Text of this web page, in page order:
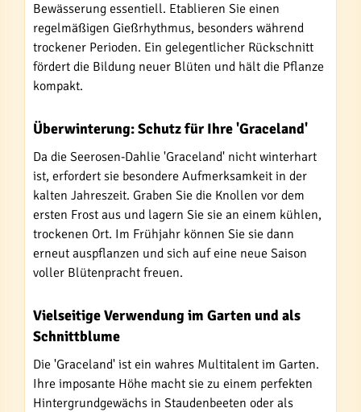
Bewässerung essentiell. Etablieren Sie einen
regelmäßigen Gießrhythmus, besonders während
trockener Perioden. Ein gelegentlicher Rückschnitt
fördert die Bildung neuer Blüten und hält die Pflanze
kompakt.
Überwinterung: Schutz für Ihre 'Graceland'
Da die Seerosen-Dahlie 'Graceland' nicht winterhart
ist, erfordert sie besondere Aufmerksamkeit in der
kalten Jahreszeit. Graben Sie die Knollen vor dem
ersten Frost aus und lagern Sie sie an einem kühlen,
trockenen Ort. Im Frühjahr können Sie sie dann
erneut auspflanzen und sich auf eine neue Saison
voller Blütenpracht freuen.
Vielseitige Verwendung im Garten und als
Schnittblume
Die 'Graceland' ist ein wahres Multitalent im Garten.
Ihre imposante Höhe macht sie zu einem perfekten
Hintergrundgewächs in Staudenbeeten oder als